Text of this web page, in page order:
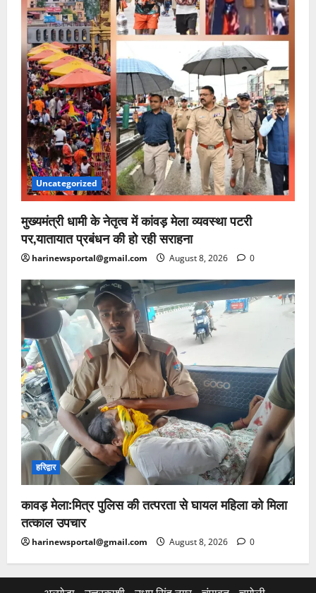
Uncategorized
मुख्यमंत्री धामी के नेतृत्व में कांवड़ मेला व्यवस्था पटरी
पर,यातायात प्रबंधन की हो रही सराहना
harinewsportal@gmail.com August 8, 2026 0
हरिद्वार
कावड़ मेला:मित्र पुलिस की तत्परता से घायल महिला को मिला
तत्काल उपचार
harinewsportal@gmail.com August 8, 2026 0